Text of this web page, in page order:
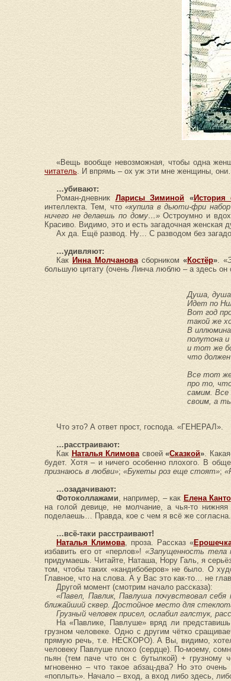
«Вещь вообще невозможная, чтобы одна
читатель. И впрямь – ох уж эти мне женщины,
…убивают:
Роман-дневник Ларисы Зиминой «История
интеллекта. Тем, что«купила в дьюти-фри
ничего не делаешь по дому…»Остроумно и
Красиво. Видимо, это и есть загадочная женская
Ах да. Ещё развод. Ну… С разводом без
…удивляют:
Как Инна Молчанова сборником «Костёр». «
большую цитату (очень Линча люблю – а здесь он
Душа,
Идет по
Вот год
такой же
В
полутона
и тот же
что
Все тот же
про то,
самим. Все
своим, а
Что это? А ответ прост, господа. «ГЕНЕРАЛ».
…расстраивают:
Как Наталья Климова своей«Сказкой».
будет. Хотя – и ничего особенно плохого. В
признаюсь в любви»; «Букеты роз еще стоят»;
…озадачивают:
Фотоколлажами, например, – как Елена
на голой девице, не молчание, а чья-то
поделаешь… Правда, кое с чем я всё же
…всё-таки расстраивают!
Наталья Климова, проза. Рассказ «
избавить его от «перлов»! «Запущенность тела
придумаешь. Читайте, Наташа, Нору Галь, я
том, чтобы таких «кандибоберов» не было. О
Главное, что на слова. А у Вас это как-то… не
Другой момент (смотрим начало рассказа):
«Павел, Павлик, Павлуша почувствовал
ближайший сквер. Достойное место для
Грузный человек присел, ослабил галстук,
На «Павлике, Павлуше» вряд ли
грузном человеке. Одно с другим чётко
прямую речь, т.е. НЕСКОРО). А Вы, видимо,
человеку Павлуше плохо (сердце). По-моему,
пьян (тем паче что он с бутылкой) + грузному
мгновенно – что такое абзац-два? Но это
«поплыть». Начало – вход, а вход либо здесь,